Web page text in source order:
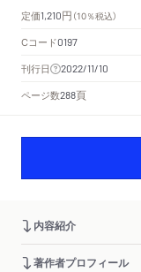
定価1,210円 （10％税込）
Cコード0197
刊行日 2022/11/10
ページ数288頁
内容紹介
著作者プロフィール